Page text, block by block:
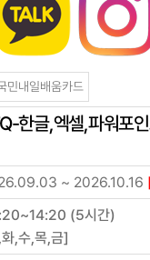
민내일배움카드
한글,엑셀,파워포
~ 2026.10.16
(5시간)
,수,목,금]